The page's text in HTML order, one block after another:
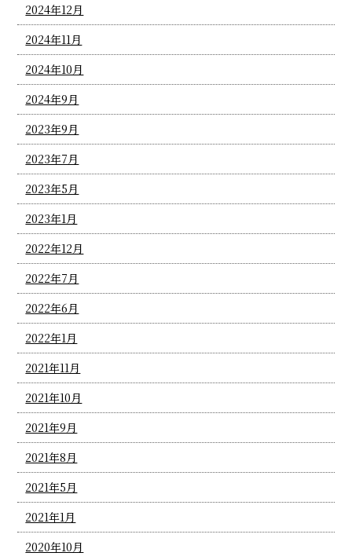
2024年12月
2024年11月
2024年10月
2024年9月
2023年9月
2023年7月
2023年5月
2023年1月
2022年12月
2022年7月
2022年6月
2022年1月
2021年11月
2021年10月
2021年9月
2021年8月
2021年5月
2021年1月
2020年10月